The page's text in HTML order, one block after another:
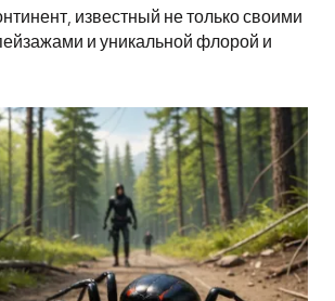
известный не только своими
и уникальной флорой и